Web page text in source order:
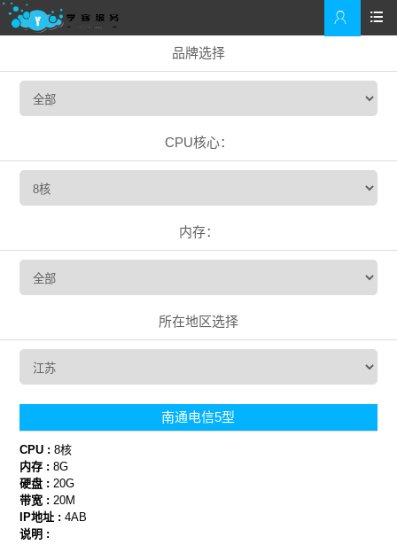


品牌选择
CPU核心：
内存：
所在地区选择
南通电信5型
CPU :8核
内存 :8G
硬盘 :20G
带宽 :20M
IP地址 :4AB
说明 :